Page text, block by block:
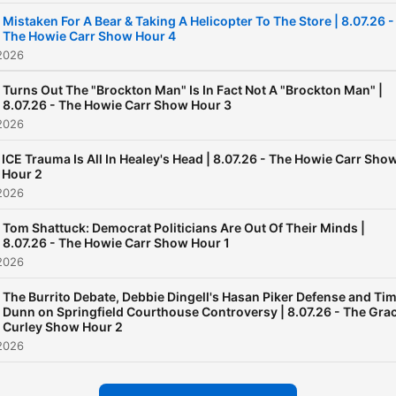
Mistaken For A Bear & Taking A Helicopter To The Store | 8.07.26 -
The Howie Carr Show Hour 4
Turns Out The "Brockton Man" Is In Fact Not A "Brockton Man" |
8.07.26 - The Howie Carr Show Hour 3
ICE Trauma Is All In Healey's Head | 8.07.26 - The Howie Carr
Hour 2
Tom Shattuck: Democrat Politicians Are Out Of Their Minds |
8.07.26 - The Howie Carr Show Hour 1
The Burrito Debate, Debbie Dingell's Hasan Piker Defense and Tim
Dunn on Springfield Courthouse Controversy | 8.07.26 - The
Curley Show Hour 2